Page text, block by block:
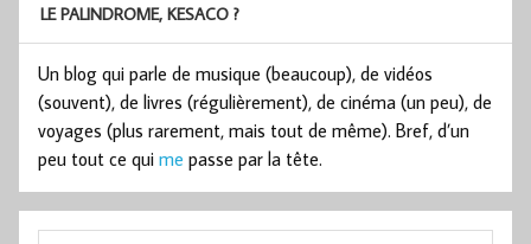
LE PALINDROME, KESACO ?
Un blog qui parle de musique (beaucoup), de vidéos
(souvent), de livres (régulièrement), de cinéma (un peu), de
voyages (plus rarement, mais tout de même). Bref, d’un
peu tout ce qui me passe par la tête.